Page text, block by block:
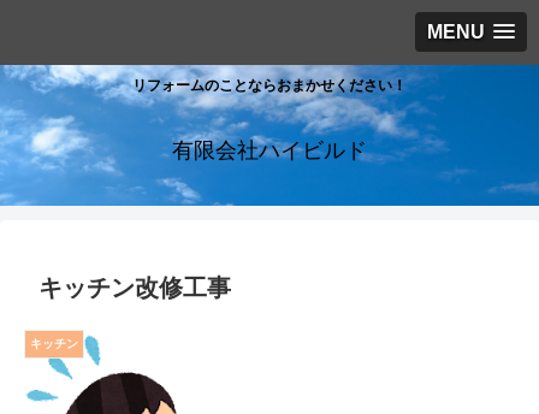
MENU
リフォームのことならおまかせください！
有限会社ハイビルド
キッチン改修工事
キッチン